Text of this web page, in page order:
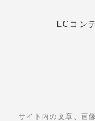
ECコン
サイト内の文章、画